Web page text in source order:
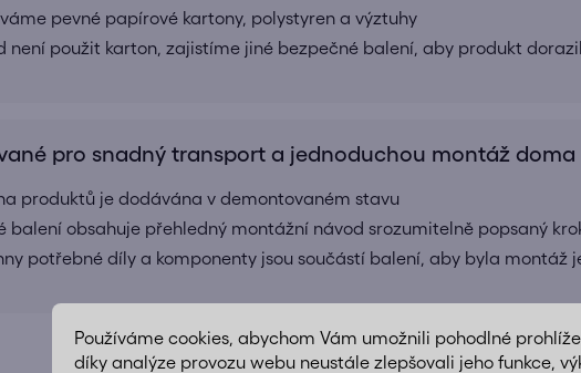
Používáme cookies, abychom Vám umožnili pohodlné
díky analýze provozu webu neustále zlepšovali jeho funkce,
pevné papírové kartony, polystyren a výztuhy
není použit karton, zajistíme jiné bezpečné balení, aby produkt
pro snadný transport a jednoduchou montáž doma
produktů je dodávána v demontovaném stavu
balení obsahuje přehledný montážní návod srozumitelně popsaný
potřebné díly a komponenty jsou součástí balení, aby byla montáž